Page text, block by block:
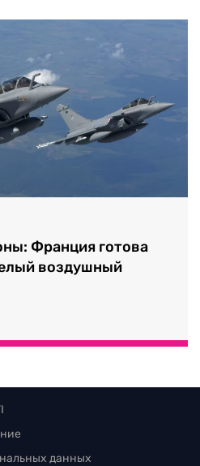
Франция готова
воздушный
данных